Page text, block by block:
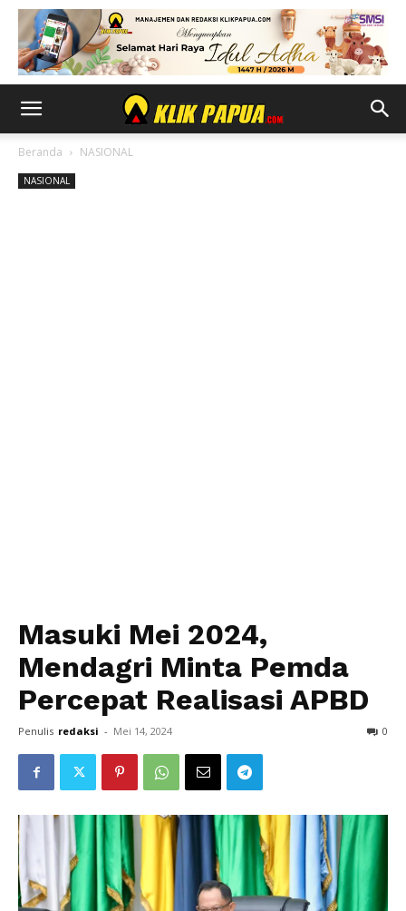
Beranda NASIONAL
NASIONAL
Masuki Mei 2024,
Mendagri Minta Pemda
Percepat Realisasi APBD
Penulis redaksi - Mei 14, 2024 0